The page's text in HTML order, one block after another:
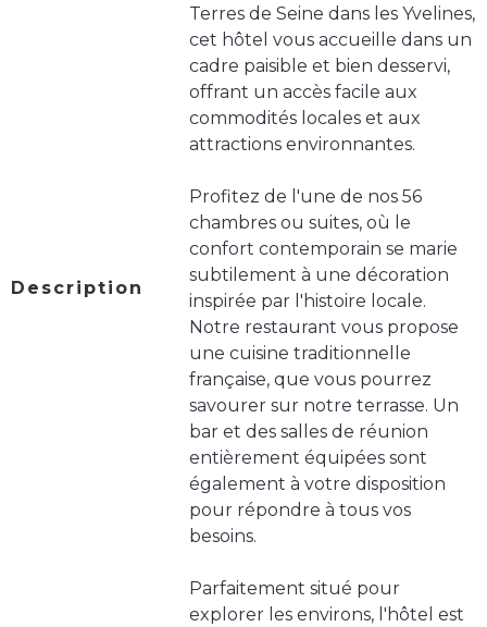
Description
Terres de Seine dans les Yvelines,
cet hôtel vous accueille dans un
cadre paisible et bien desservi,
offrant un accès facile aux
commodités locales et aux
attractions environnantes.
Profitez de l'une de nos 56
chambres ou suites, où le
confort contemporain se marie
subtilement à une décoration
inspirée par l'histoire locale.
Notre restaurant vous propose
une cuisine traditionnelle
française, que vous pourrez
savourer sur notre terrasse. Un
bar et des salles de réunion
entièrement équipées sont
également à votre disposition
pour répondre à tous vos
besoins.
Parfaitement situé pour
explorer les environs, l'hôtel est